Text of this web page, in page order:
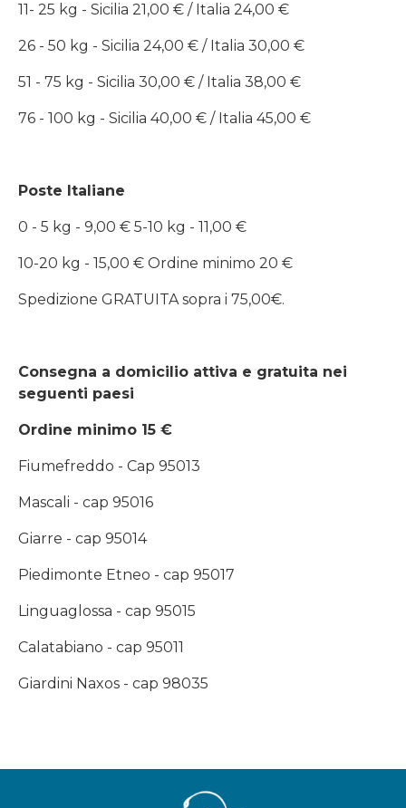
11- 25 kg - Sicilia 21,00 € / Italia 24,00 €
26 - 50 kg - Sicilia 24,00 € / Italia 30,00 €
51 - 75 kg - Sicilia 30,00 € / Italia 38,00 €
76 - 100 kg - Sicilia 40,00 € / Italia 45,00 €
Poste Italiane
0 - 5 kg - 9,00 € 5-10 kg - 11,00 €
10-20 kg - 15,00 € Ordine minimo 20 €
Spedizione GRATUITA sopra i 75,00€.
Consegna a domicilio attiva e gratuita nei
seguenti paesi
Ordine minimo 15 €
Fiumefreddo - Cap 95013
Mascali - cap 95016
Giarre - cap 95014
Piedimonte Etneo - cap 95017
Linguaglossa - cap 95015
Calatabiano - cap 95011
Giardini Naxos - cap 98035